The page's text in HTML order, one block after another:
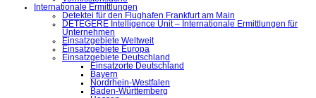
Internationale Ermittlungen
Detektei für den Flughafen Frankfurt am Main
DETEGERE Intelligence Unit – Internationale Ermittlungen für
Unternehmen
Einsatzgebiete Weltweit
Einsatzgebiete Europa
Einsatzgebiete Deutschland
Einsatzorte Deutschland
Bayern
Nordrhein-Westfalen
Baden-Württemberg